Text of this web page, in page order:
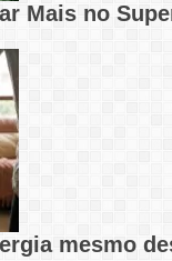
Mais no
mesmo